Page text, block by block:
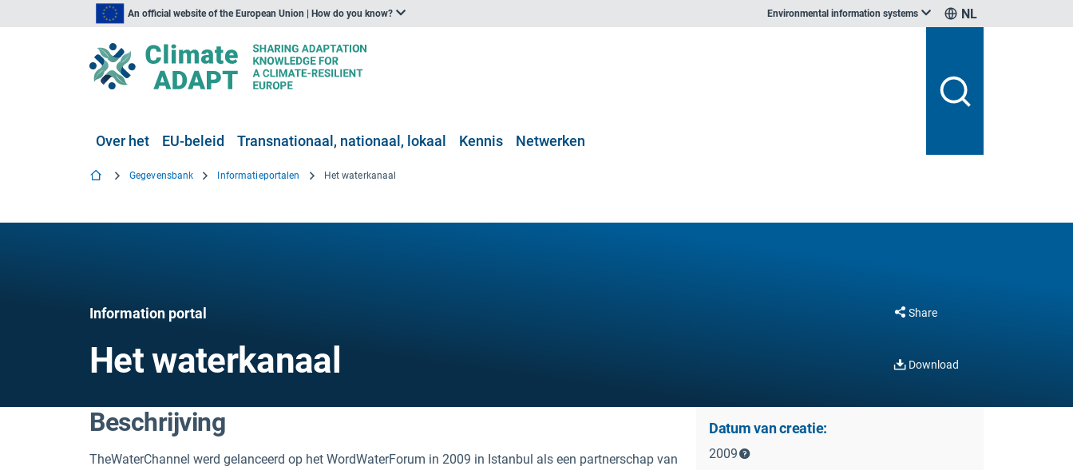
An official website of the European Union | How do you know? Environmental information systems NL
Over het EU-beleid Transnationaal, nationaal, lokaal Kennis Netwerken
Gegevensbank Informatieportalen Het waterkanaal
Information portal
Het waterkanaal
Share
Download
Beschrijving
TheWaterChannel werd gelanceerd op het WordWaterForum in 2009 in Istanbul als een partnerschap van
Datum van creatie:
2009